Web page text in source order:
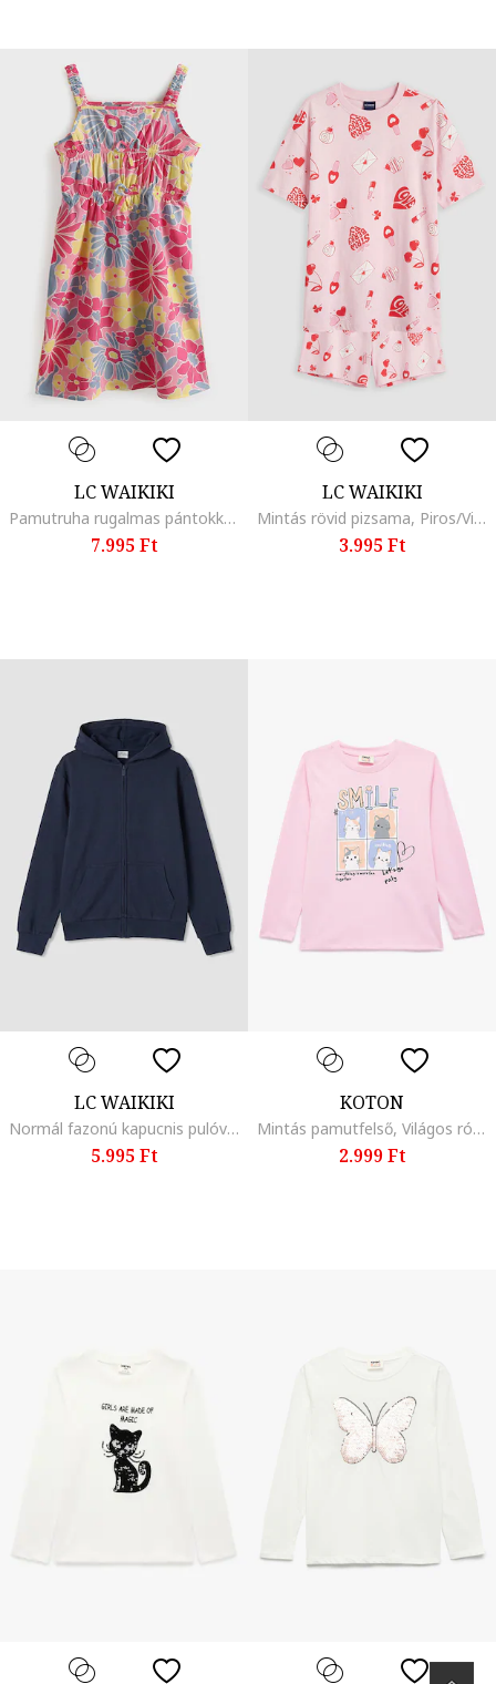
LC WAIKIKI
Pamutruha rugalmas pántokkal, Málnaszín/Szalmasárga/Halványkék
7.995 Ft
LC WAIKIKI
Mintás rövid pizsama, Piros/Világos rózsaszín
3.995 Ft
LC WAIKIKI
Normál fazonú kapucnis pulóver, Sötétkék
5.995 Ft
KOTON
Mintás pamutfelső, Világos rózsaszín
2.999 Ft